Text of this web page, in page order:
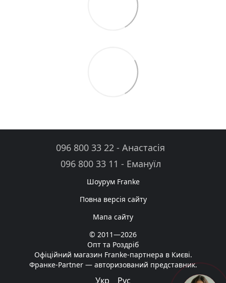
096 800 33 22 - Анастасія
096 800 33 11 - Емануїл
Шоурум Franke
Повна версія сайту
Мапа сайту
© 2011—2026
Опт та Роздріб
Офіційний магазин Franke-партнера в Києві.
Франке-Partner — авторизований представник.
Укр Рус